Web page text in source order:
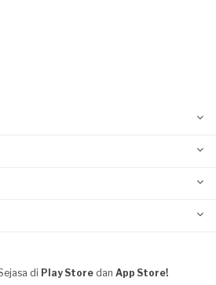
di Play Store dan App Store!